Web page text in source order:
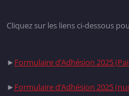
Cliquez sur les liens ci-dessous
► Formulaire d’Adhésion 2025
► Formulaire d’Adhésion 2025